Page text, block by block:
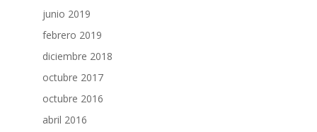
junio 2019
febrero 2019
diciembre 2018
octubre 2017
octubre 2016
abril 2016